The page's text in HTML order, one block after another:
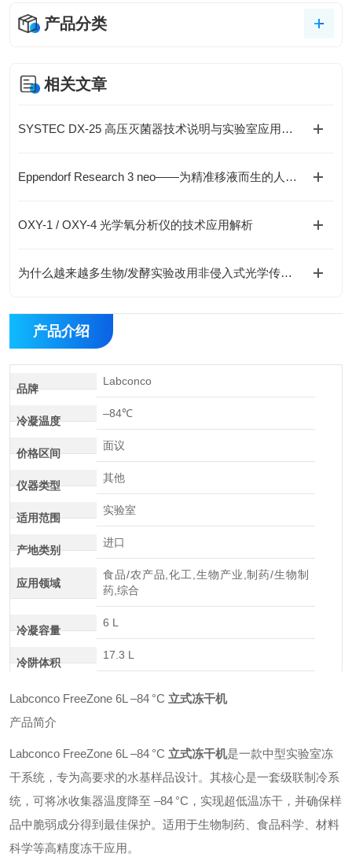
产品分类
相关文章
SYSTEC DX-25 高压灭菌器技术说明与实验室应用解析
Eppendorf Research 3 neo——为精准移液而生的人体工学革新
OXY-1 / OXY-4 光学氧分析仪的技术应用解析
为什么越来越多生物/发酵实验改用非侵入式光学传感？
产品介绍
品牌
Labconco
冷凝温度
–84℃
价格区间
面议
仪器类型
其他
适用范围
实验室
产地类别
进口
应用领域
食品/农产品,化工,生物产业,制药/生物制
药,综合
冷凝容量
6 L
冷阱体积
17.3 L
Labconco FreeZone 6L –84 °C 立式冻干机
产品简介
Labconco FreeZone 6L –84 °C 立式冻干机是一款中型实验室冻
干系统，专为高要求的水基样品设计。其核心是一套级联制冷系
统，可将冰收集器温度降至 –84 °C，实现超低温冻干，并确保样
品中脆弱成分得到最佳保护。适用于生物制药、食品科学、材料
科学等高精度冻干应用。